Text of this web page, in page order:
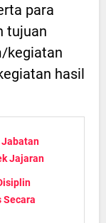
para
tujuan
kegiatan
hasil
Jabatan
Jajaran
Secara